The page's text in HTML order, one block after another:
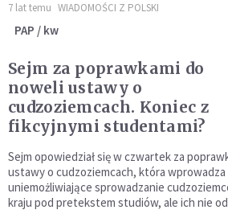
7 lat temu WIADOMOŚCI Z POLSKI
PAP / kw
Sejm za poprawkami do
noweli ustawy o
cudzoziemcach. Koniec z
fikcyjnymi studentami?
Sejm opowiedział się w czwartek za
ustawy o cudzoziemcach, która wprowadza
uniemożliwiające sprowadzanie
kraju pod pretekstem studiów, ale ich nie